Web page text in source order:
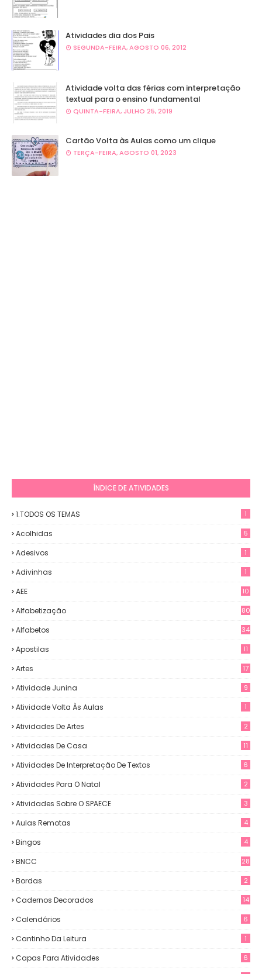
Atividades dia dos Pais
SEGUNDA-FEIRA, AGOSTO 06, 2012
Atividade volta das férias com interpretação
textual para o ensino fundamental
QUINTA-FEIRA, JULHO 25, 2019
Cartão Volta às Aulas como um clique
TERÇA-FEIRA, AGOSTO 01, 2023
ÍNDICE DE ATIVIDADES
1.TODOS OS TEMAS 1
Acolhidas 5
Adesivos 1
Adivinhas 1
AEE 10
Alfabetização 80
Alfabetos 34
Apostilas 11
Artes 17
Atividade Junina 9
Atividade Volta Às Aulas 1
Atividades De Artes 2
Atividades De Casa 11
Atividades De Interpretação De Textos 6
Atividades Para O Natal 2
Atividades Sobre O SPAECE 3
Aulas Remotas 4
Bingos 4
BNCC 28
Bordas 2
Cadernos Decorados 14
Calendários 6
Cantinho Da Leitura 1
Capas Para Atividades 6